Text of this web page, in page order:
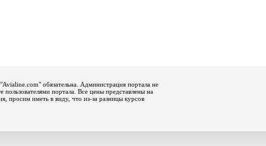
обязательна. Администрация портала не
пользователями портала. Все цены представлены на
просим иметь в виду, что из-за разницы курсов